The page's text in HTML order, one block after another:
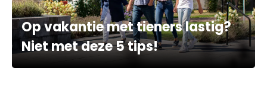
Op vakantie met tieners lastig?
Niet met deze 5 tips!